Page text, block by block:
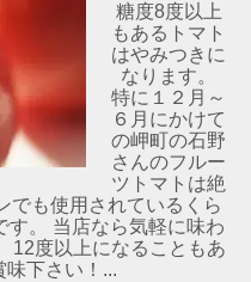
糖度8度以上
もあるトマト
はやみつきに
なります。
特に１２月～
６月にかけて
の岬町の石野
さんのフルー
ツトマトは絶
でも使用されているくら
す。 当店なら気軽に味わ
12度以上になることもあ
味下さい！...